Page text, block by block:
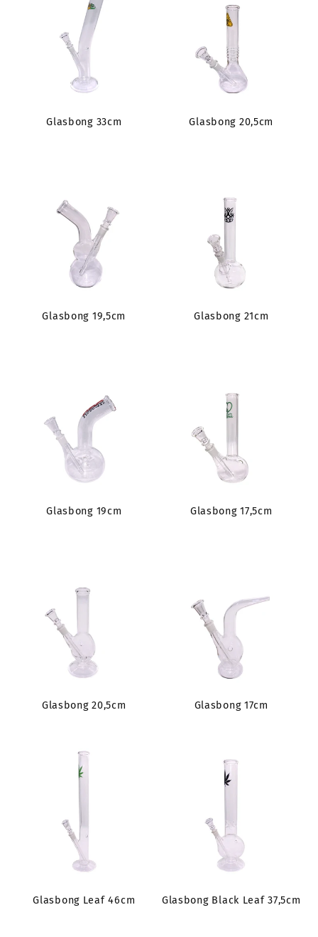
Glasbong 33cm Glasbong 20,5cm
Glasbong 19,5cm Glasbong 21cm
Glasbong 19cm Glasbong 17,5cm
Glasbong 20,5cm Glasbong 17cm
Glasbong Leaf 46cm Glasbong Black Leaf 37,5cm